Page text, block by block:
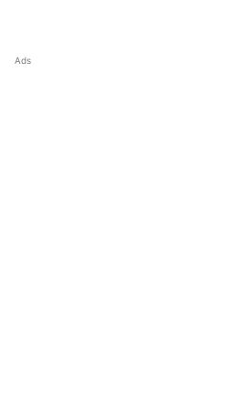
Ads